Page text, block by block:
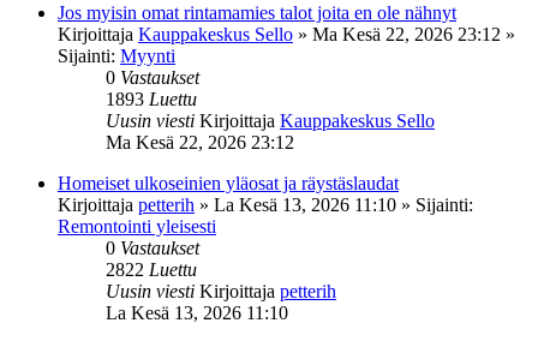
Jos myisin omat rintamamies talot joita en ole nähnyt
Kirjoittaja Kauppakeskus Sello » Ma Kesä 22, 2026 23:12 »
Sijainti: Myynti
0 Vastaukset
1893 Luettu
Uusin viesti Kirjoittaja Kauppakeskus Sello
Ma Kesä 22, 2026 23:12
Homeiset ulkoseinien yläosat ja räystäslaudat
Kirjoittaja petterih » La Kesä 13, 2026 11:10 » Sijainti:
Remontointi yleisesti
0 Vastaukset
2822 Luettu
Uusin viesti Kirjoittaja petterih
La Kesä 13, 2026 11:10